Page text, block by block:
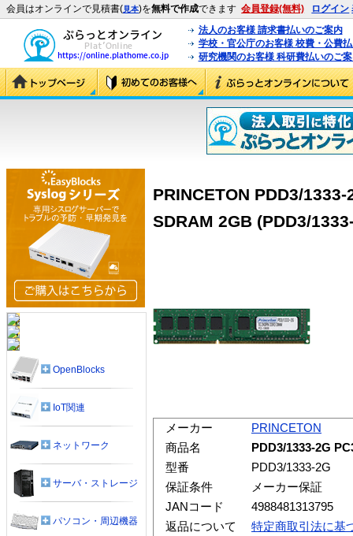
会員はオンラインで見積書(見本)を無料で作成できます 会員登録(無料) ログイン
法人のお客様 請求書払いのご案内
学校・官公庁のお客様 校費・公費
研究機関のお客様 科研費払いのご
PRINCETON PDD3/
SDRAM 2GB (PDD3/
メーカー
PRINCETON
商品名
PDD3/1333-2G
型番
PDD3/1333-2G
保証条件
メーカー保証
JANコード
4988481313795
返品について
特定商取引法に基
OpenBlocks
IoT関連
ネットワーク
サーバ・ストレージ
パソコン・周辺機器